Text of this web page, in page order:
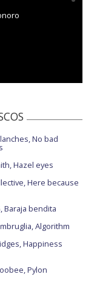
letra
No bad
Hazel eyes
Here because
Baraja bendita
Algorithm
Happiness
Pylon